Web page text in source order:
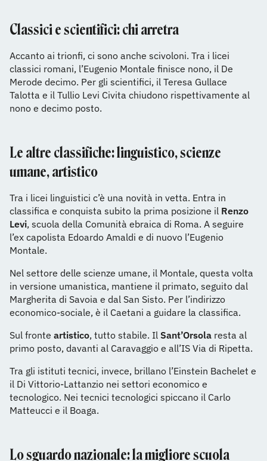
Classici e scientifici: chi arretra
Accanto ai trionfi, ci sono anche scivoloni. Tra i licei
classici romani, l’Eugenio Montale finisce nono, il De
Merode decimo. Per gli scientifici, il Teresa Gullace
Talotta e il Tullio Levi Civita chiudono rispettivamente al
nono e decimo posto.
Le altre classifiche: linguistico, scienze
umane, artistico
Tra i licei linguistici c’è una novità in vetta. Entra in
classifica e conquista subito la prima posizione il Renzo
Levi, scuola della Comunità ebraica di Roma. A seguire
l’ex capolista Edoardo Amaldi e di nuovo l’Eugenio
Montale.
Nel settore delle scienze umane, il Montale, questa volta
in versione umanistica, mantiene il primato, seguito dal
Margherita di Savoia e dal San Sisto. Per l’indirizzo
economico-sociale, è il Caetani a guidare la classifica.
Sul fronte artistico, tutto stabile. Il Sant’Orsola resta al
primo posto, davanti al Caravaggio e all’IS Via di Ripetta.
Tra gli istituti tecnici, invece, brillano l’Einstein Bachelet e
il Di Vittorio-Lattanzio nei settori economico e
tecnologico. Nei tecnici tecnologici spiccano il Carlo
Matteucci e il Boaga.
Lo sguardo nazionale: la migliore scuola